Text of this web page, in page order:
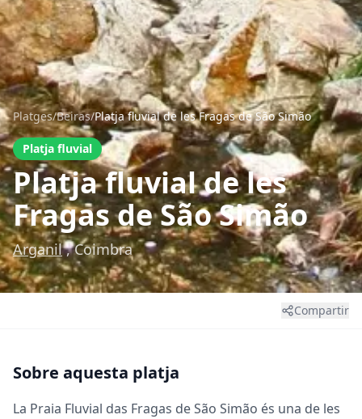
Platges/Beiras/Platja fluvial de les Fragas de São Simão
Platja fluvial
Platja fluvial de les
Fragas de São Simão
Arganil, Coimbra
Compartir
Sobre aquesta platja
La Praia Fluvial das Fragas de São Simão és una de les